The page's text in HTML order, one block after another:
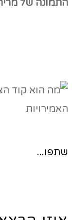
התמונה של מריה
שתפו...